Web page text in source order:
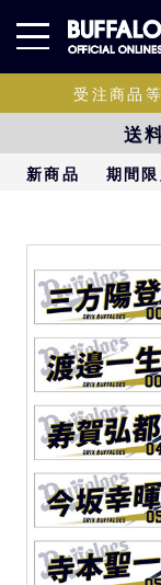
受注商品
送
新商品 期間限